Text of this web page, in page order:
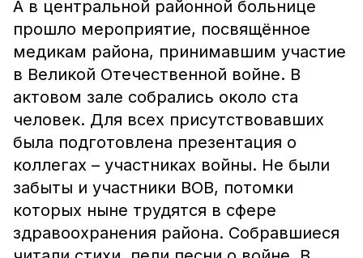
А в центральной районной больнице
прошло мероприятие, посвящённое
медикам района, принимавшим участие
в Великой Отечественной войне. В
актовом зале собрались около ста
человек. Для всех присутствовавших
была подготовлена презентация о
коллегах – участниках войны. Не были
забыты и участники ВОВ, потомки
которых ныне трудятся в сфере
здравоохранения района. Собравшиеся